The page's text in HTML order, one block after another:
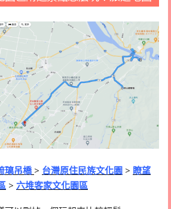
璃吊橋 > 台灣原住民族文化園 > 瞭望
> 六堆客家文化園區